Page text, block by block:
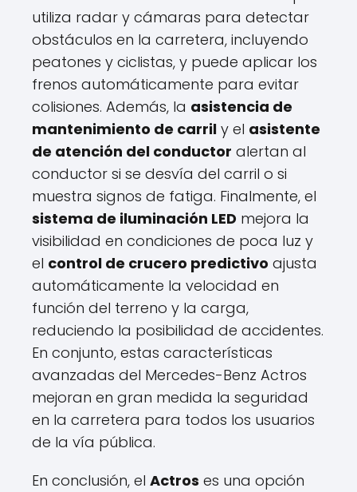
utiliza radar y cámaras para detectar
obstáculos en la carretera, incluyendo
peatones y ciclistas, y puede aplicar los
frenos automáticamente para evitar
colisiones. Además, la asistencia de
mantenimiento de carril y el asistente
de atención del conductor alertan al
conductor si se desvía del carril o si
muestra signos de fatiga. Finalmente, el
sistema de iluminación LED mejora la
visibilidad en condiciones de poca luz y
el control de crucero predictivo ajusta
automáticamente la velocidad en
función del terreno y la carga,
reduciendo la posibilidad de accidentes.
En conjunto, estas características
avanzadas del Mercedes-Benz Actros
mejoran en gran medida la seguridad
en la carretera para todos los usuarios
de la vía pública.
En conclusión, el Actros es una opción